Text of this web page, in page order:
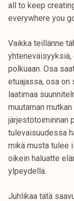
all to keep
everywhere you
Vaikka teillänne
yhteneväisyyksiä,
polkuaan. Osa
etuajassa, osa on
laatimaa
muutaman
järjestötoiminnan
tulevaisuudessa
mikä musta tulee
oikein haluatte
ylpeydellä.
Juhlikaa tätä